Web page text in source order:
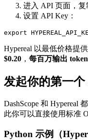
进入 API 页面，复
设置 API Key：
Hypereal 以最低价格提供
$0.20 ， 每百万输出
发起你的第一个
DashScope 和 Hypereal
此你可以直接使用标准
Python 示例（